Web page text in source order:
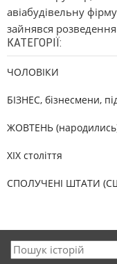
авіабудівельну
зайнявся
КАТЕГОРІЇ:
ЧОЛОВІКИ
БІЗНЕС, бізнесмени,
ЖОВТЕНЬ
XIX століття
СПОЛУЧЕНІ ШТАТИ